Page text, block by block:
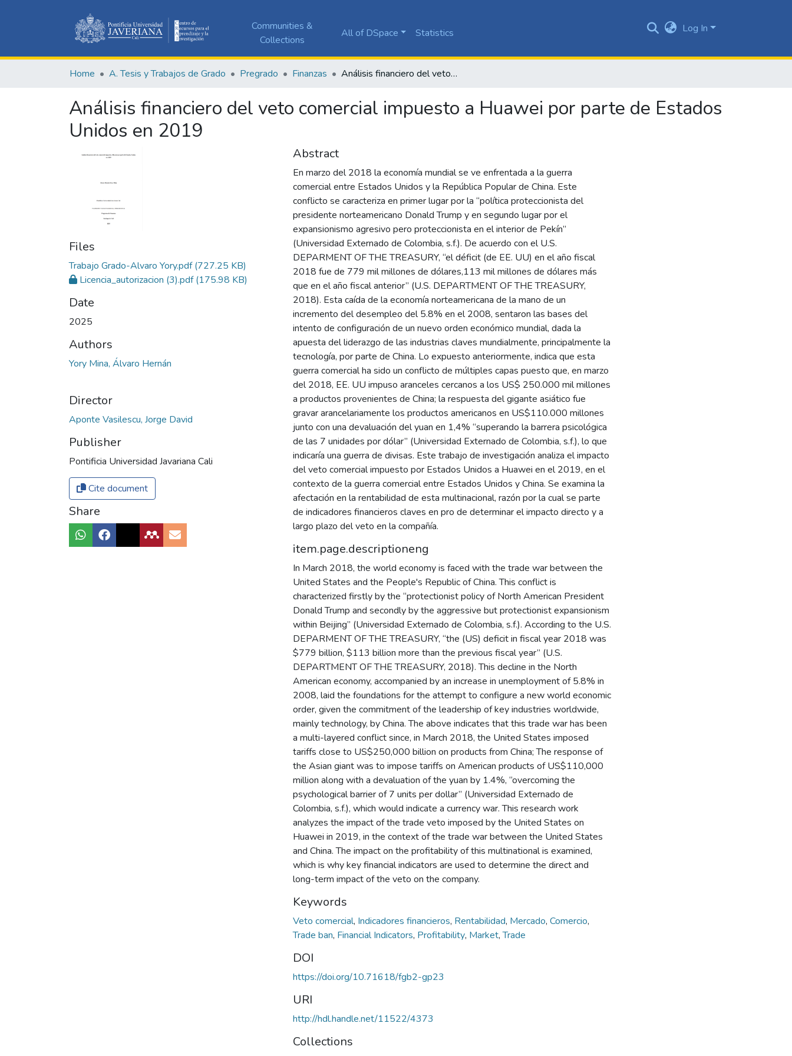
Communities &
Collections
All of DSpace Statistics Log In
Home A. Tesis y Trabajos de Grado Pregrado Finanzas Análisis financiero del veto comercial impuesto a Huawei por parte de Estados Unidos en 2019
Análisis financiero del veto comercial impuesto a Huawei por parte de Estados
Unidos en 2019
Files
Trabajo Grado-Alvaro Yory.pdf(727.25 KB)
Licencia_autorizacion (3).pdf(175.98 KB)
Date
2025
Authors
Yory Mina, Álvaro Hernán
Director
Aponte Vasilescu, Jorge David
Publisher
Pontificia Universidad Javariana Cali
Cite document
Share
Abstract
En marzo del 2018 la economía mundial se ve enfrentada a la guerra
comercial entre Estados Unidos y la República Popular de China. Este
conflicto se caracteriza en primer lugar por la “política proteccionista del
presidente norteamericano Donald Trump y en segundo lugar por el
expansionismo agresivo pero proteccionista en el interior de Pekín”
(Universidad Externado de Colombia, s.f.). De acuerdo con el U.S.
DEPARMENT OF THE TREASURY, “el déficit (de EE. UU) en el año fiscal
2018 fue de 779 mil millones de dólares,113 mil millones de dólares más
que en el año fiscal anterior” (U.S. DEPARTMENT OF THE TREASURY,
2018). Esta caída de la economía norteamericana de la mano de un
incremento del desempleo del 5.8% en el 2008, sentaron las bases del
intento de configuración de un nuevo orden económico mundial, dada la
apuesta del liderazgo de las industrias claves mundialmente, principalmente la
tecnología, por parte de China. Lo expuesto anteriormente, indica que esta
guerra comercial ha sido un conflicto de múltiples capas puesto que, en marzo
del 2018, EE. UU impuso aranceles cercanos a los US$ 250.000 mil millones
a productos provenientes de China; la respuesta del gigante asiático fue
gravar arancelariamente los productos americanos en US$110.000 millones
junto con una devaluación del yuan en 1,4% “superando la barrera psicológica
de las 7 unidades por dólar” (Universidad Externado de Colombia, s.f.), lo que
indicaría una guerra de divisas. Este trabajo de investigación analiza el impacto
del veto comercial impuesto por Estados Unidos a Huawei en el 2019, en el
contexto de la guerra comercial entre Estados Unidos y China. Se examina la
afectación en la rentabilidad de esta multinacional, razón por la cual se parte
de indicadores financieros claves en pro de determinar el impacto directo y a
largo plazo del veto en la compañía.
item.page.descriptioneng
In March 2018, the world economy is faced with the trade war between the
United States and the People's Republic of China. This conflict is
characterized firstly by the “protectionist policy of North American President
Donald Trump and secondly by the aggressive but protectionist expansionism
within Beijing” (Universidad Externado de Colombia, s.f.). According to the U.S.
DEPARMENT OF THE TREASURY, “the (US) deficit in fiscal year 2018 was
$779 billion, $113 billion more than the previous fiscal year” (U.S.
DEPARTMENT OF THE TREASURY, 2018). This decline in the North
American economy, accompanied by an increase in unemployment of 5.8% in
2008, laid the foundations for the attempt to configure a new world economic
order, given the commitment of the leadership of key industries worldwide,
mainly technology, by China. The above indicates that this trade war has been
a multi-layered conflict since, in March 2018, the United States imposed
tariffs close to US$250,000 billion on products from China; The response of
the Asian giant was to impose tariffs on American products of US$110,000
million along with a devaluation of the yuan by 1.4%, “overcoming the
psychological barrier of 7 units per dollar” (Universidad Externado de
Colombia, s.f.), which would indicate a currency war. This research work
analyzes the impact of the trade veto imposed by the United States on
Huawei in 2019, in the context of the trade war between the United States
and China. The impact on the profitability of this multinational is examined,
which is why key financial indicators are used to determine the direct and
long-term impact of the veto on the company.
Keywords
Veto comercial, Indicadores financieros, Rentabilidad, Mercado, Comercio,
Trade ban, Financial Indicators, Profitability, Market,Trade
DOI
https://doi.org/10.71618/fgb2-gp23
URI
http://hdl.handle.net/11522/4373
Collections